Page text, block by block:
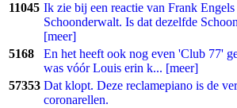
11045 Ik zie bij een reactie van Frank Engels
Schoonderwalt. Is dat dezelfde
[meer]
5168
En het heeft ook nog even 'Club 77'
was vóór Louis erin k... [meer]
57353 Dat klopt. Deze reclamepiano is de
coronarellen.